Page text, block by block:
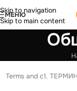
Skip to navigation
Skip to main content
МЕНЮ
Terms and c1.